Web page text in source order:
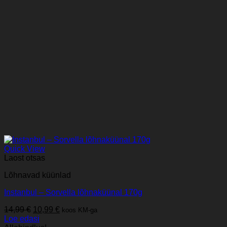
Quick View
Laost otsas
Lõhnavad küünlad
Instanbul – Sorvella lõhnaküünal 170g
14,99€ Algne
hind
10,99 € Praegune
koos KM-ga
Loe edasi